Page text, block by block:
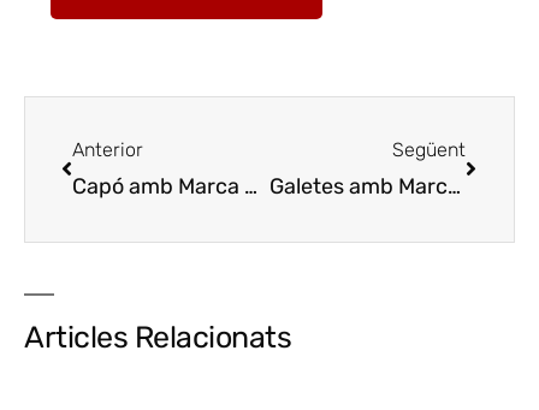
Anterior
Capó amb Marca Q Capón con Marca Q
Següent
Galetes amb Marca Q
Articles Relacionats